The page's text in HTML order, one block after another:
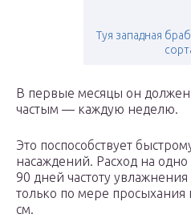
Туя западная
В первые месяцы он
частым — каждую неделю.
Это поспособствует
насаждений. Расход на
90 дней частоту
только по мере просыхания
см.